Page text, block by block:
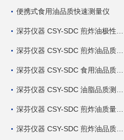
便携式食用油品质快速测量仪